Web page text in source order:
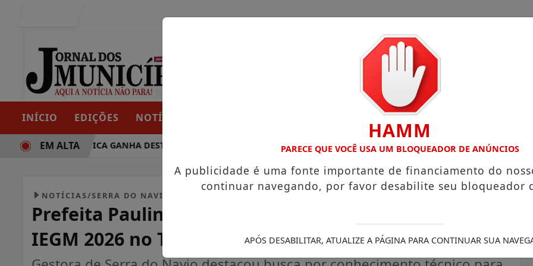
INÍCIO EDIÇÕES NOTÍCIAS
POLÍTICA GANHA DESTAQUE EM PORTO GRANDE COM ATUAÇÃO VOLTADA AO MUNICÍPIO RECEITA FEDERAL
EM ALTA
NOTÍCIAS/SERRA DO NAVIO
Prefeita Paulinha participa de alinhamento sobre
IEGM 2026 no Tribunal de Contas do Amapá
HAMM
PARECE QUE VOCÊ USA UM BLOQUEADOR DE ANÚNCIOS
A publicidade é uma fonte importante de financiamento do
continuar navegando, por favor desabilite seu bloqueador
APÓS DESABILITAR, ATUALIZE A PÁGINA PARA CONTINUAR SUA